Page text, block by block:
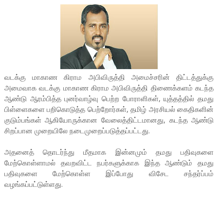
வடக்கு மாகாண கிராம அபிவிருத்தி அமைச்சரின் திட்டத்துக்கு
அமைவாக வடக்கு மாகாண கிராம அபிவிருத்தி திணைக்களம் கடந்த
ஆண்டு ஆரம்பித்த புனர்வாழ்வு பெற்ற போராளிகள், யுத்தத்தில் தமது
பிள்ளைகளை பறிகொடுத்த பெற்றோர்கள், தமிழ் அரசியல் கைதிகளின்
குடும்பங்கள் ஆகியோருக்கான வேலைத்திட்டமானது, கடந்த ஆண்டு
சிறப்பான முறையிலே நடைமுறைப்படுத்தப்பட்டது.
அதனைத் தொடர்ந்து மீதமாக இன்னமும் தமது பதிவுகளை
மேற்கொள்ளாமல் தவறவிட்ட நபர்களுக்காக இந்த ஆண்டும் தமது
பதிவுகளை மேற்கொள்ள இப்போது விசேட சந்தர்ப்பம்
வழங்கப்பட்டுள்ளது.